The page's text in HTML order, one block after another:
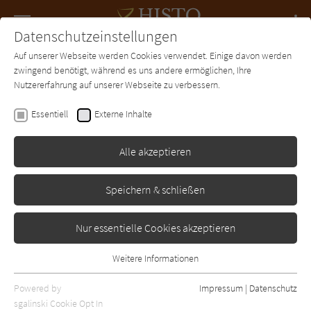
SUCHE Forum Charts Newsletter
Ricarda Jordan
Das Geschenk des Wesirs
Erschienen: Januar 2014 Bibliogr. Angaben
Datenschutzeinstellungen
Auf unserer Webseite werden Cookies verwendet. Einige davon werden
zwingend benötigt, während es uns andere ermöglichen, Ihre
Nutzererfahrung auf unserer Webseite zu verbessern.
Essentiell Externe Inhalte
Alle akzeptieren
Speichern & schließen
Nur essentielle Cookies akzeptieren
Essentielle Cookies werden für grundlegende Funktionen der
Webseite benötigt. Dadurch ist gewährleistet, dass die Webseite
Weitere Informationen
Powered by
sgalinski Cookie Opt In
Impressum | Datenschutz